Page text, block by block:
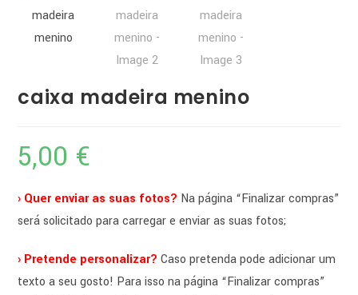
caixa madeira menino
5,00 €
› Quer enviar as suas fotos? Na página “Finalizar compras”
será solicitado para carregar e enviar as suas fotos;
› Pretende personalizar? Caso pretenda pode adicionar um
texto a seu gosto! Para isso na página “Finalizar compras”